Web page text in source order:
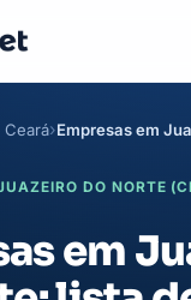
Ceará Empresas em
DO NORTE
em